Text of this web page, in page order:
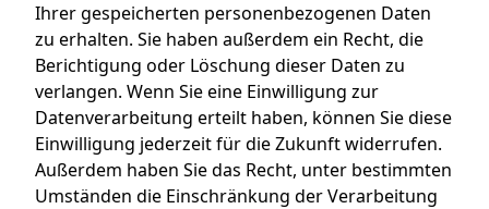
Ihrer gespeicherten personenbezogenen Daten
zu erhalten. Sie haben außerdem ein Recht, die
Berichtigung oder Löschung dieser Daten zu
verlangen. Wenn Sie eine Einwilligung zur
Datenverarbeitung erteilt haben, können Sie diese
Einwilligung jederzeit für die Zukunft widerrufen.
Außerdem haben Sie das Recht, unter bestimmten
Umständen die Einschränkung der Verarbeitung